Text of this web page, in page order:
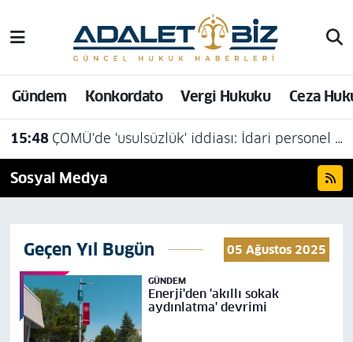
Gündem Konkordato Vergi Hukuku Ceza
15:48 ÇOMÜ'de 'usulsüzlük' iddiası: İdari personel açığa alındı
Sosyal Medya
Geçen Yıl Bugün 05 Ağustos 2025
GÜNDEM
Enerji'den 'akıllı sokak
aydınlatma' devrimi
Hava Durumu
Trafik Durumu
Süper Lig Puan Durumu ve Fikstür
Tüm Manşetler
Haber Arşivi